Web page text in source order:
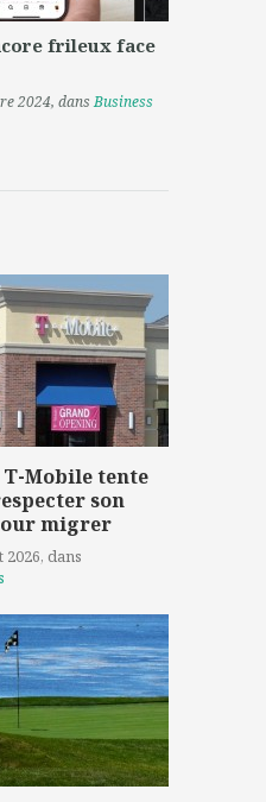
frileux face
2024, dansBusiness
T-Mobile tente
son
migrer
2026, dans